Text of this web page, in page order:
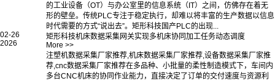
的工业设备（OT）与办公室里的信息系统（IT）之间，仿佛存在着无
形的壁垒。传统PLC专注于稳定执行，却难以将丰富的生产数据以信息
时代需要的方式“说出去”。矩形科技国产PLC的出现...
02-26
2026
矩形科技机床数据采集网关实现多机床协同加工任务动态调度
More >>
注塑机数据采集厂家推荐,机床数据采集厂家推荐,设备数据采集厂家推
荐,cnc数据采集厂家推荐在多品种、小批量的柔性制造模式下，车间内
多台CNC机床的协同作业能力，直接决定了订单的交付速度与资源利